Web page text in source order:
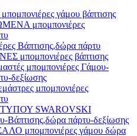
γάμου βάπτισης
μπομπονιέρες
Βάπτισης,δώρα πάρτυ
βάπτισης
μπομπονιέρες Γάμου-
δεξίωσης
μπομπονιέρες
SWAROVSKI
Βάπτισης,δώρα πάρτυ-δεξίωσης
μπομπονιέρες γάμου δώρα